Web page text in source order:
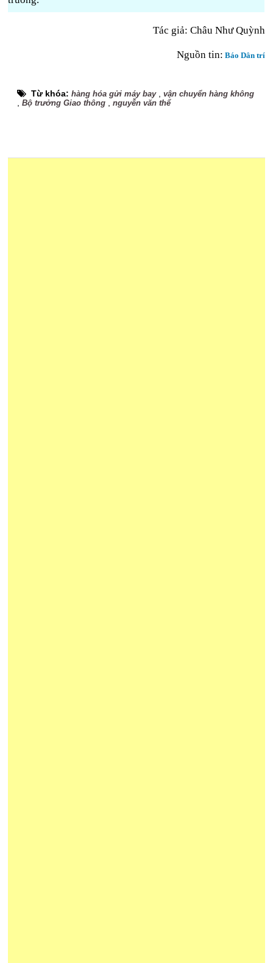
Tác giả: Châu Như Quỳnh
Nguồn tin: Báo Dân trí
Từ khóa:hàng hóa gửi máy bay,vận chuyển hàng không
,Bộ trưởng Giao thông ,nguyễn văn thể